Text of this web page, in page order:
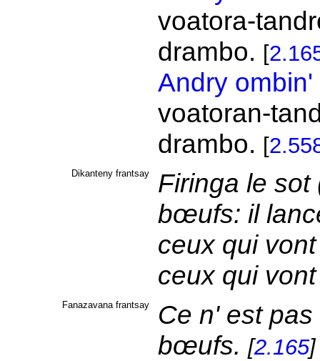
voatora-
drambo. [
Andry ombin'
voatoran-
drambo. [
Dikanteny frantsay
Firinga le sot
bœufs: il
ceux qui
ceux qui
Fanazavana frantsay
Ce n' est
bœufs. [2.165]